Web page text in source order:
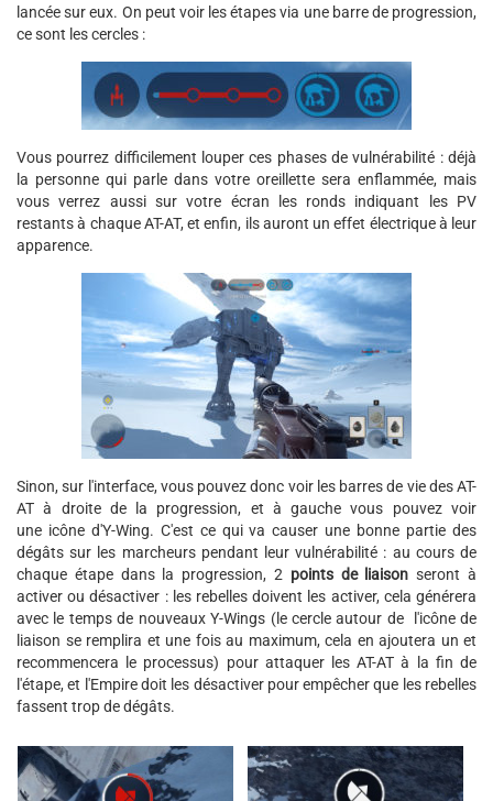
lancée sur eux. On peut voir les étapes via une barre de progression,
ce sont les cercles :
Vous pourrez difficilement louper ces phases de vulnérabilité : déjà
la personne qui parle dans votre oreillette sera enflammée, mais
vous verrez aussi sur votre écran les ronds indiquant les PV
restants à chaque AT-AT, et enfin, ils auront un effet électrique à leur
apparence.
Sinon, sur l'interface, vous pouvez donc voir les barres de vie des AT-
AT à droite de la progression, et à gauche vous pouvez voir
une icône d'Y-Wing. C'est ce qui va causer une bonne partie des
dégâts sur les marcheurs pendant leur vulnérabilité : au cours de
chaque étape dans la progression, 2 points de liaison seront à
activer ou désactiver : les rebelles doivent les activer, cela générera
avec le temps de nouveaux Y-Wings (le cercle autour de l'icône de
liaison se remplira et une fois au maximum, cela en ajoutera un et
recommencera le processus) pour attaquer les AT-AT à la fin de
l'étape, et l'Empire doit les désactiver pour empêcher que les rebelles
fassent trop de dégâts.